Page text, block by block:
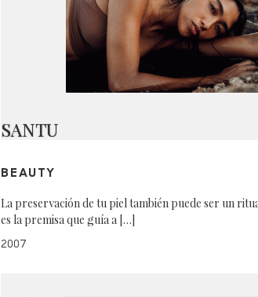
SANTU
BEAUTY
La preservación de tu piel también puede ser un
es la premisa que guía a […]
2007